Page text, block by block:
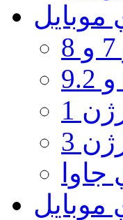
موبايل
1
3
موبايل